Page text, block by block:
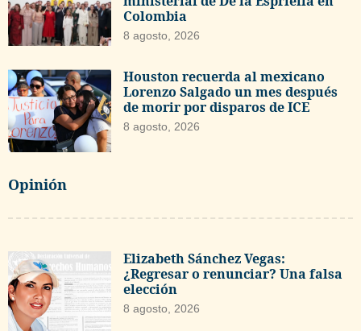
Colombia
8 agosto, 2026
Houston recuerda al mexicano
Lorenzo Salgado un mes después
de morir por disparos de ICE
8 agosto, 2026
Opinión
Elizabeth Sánchez Vegas:
¿Regresar o renunciar? Una falsa
elección
8 agosto, 2026